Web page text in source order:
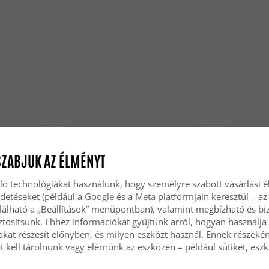
AZ ÉLMÉNYT
technológiákat használunk, hogy személyre szabott vásárlási
(például a Googleés a Meta platformjain keresztül – az
a „Beállítások” menüpontban), valamint megbízható és
Ehhez információkat gyűjtünk arról, hogyan
részesít előnyben, és milyen eszközt használ. Ennek
kell tárolnunk vagy elérnünk az eszközén – például sütiket,